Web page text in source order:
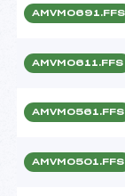
AMVM0691.FFS
AMVM0611.FFS
AMVM0561.FFS
AMVM0501.FFS